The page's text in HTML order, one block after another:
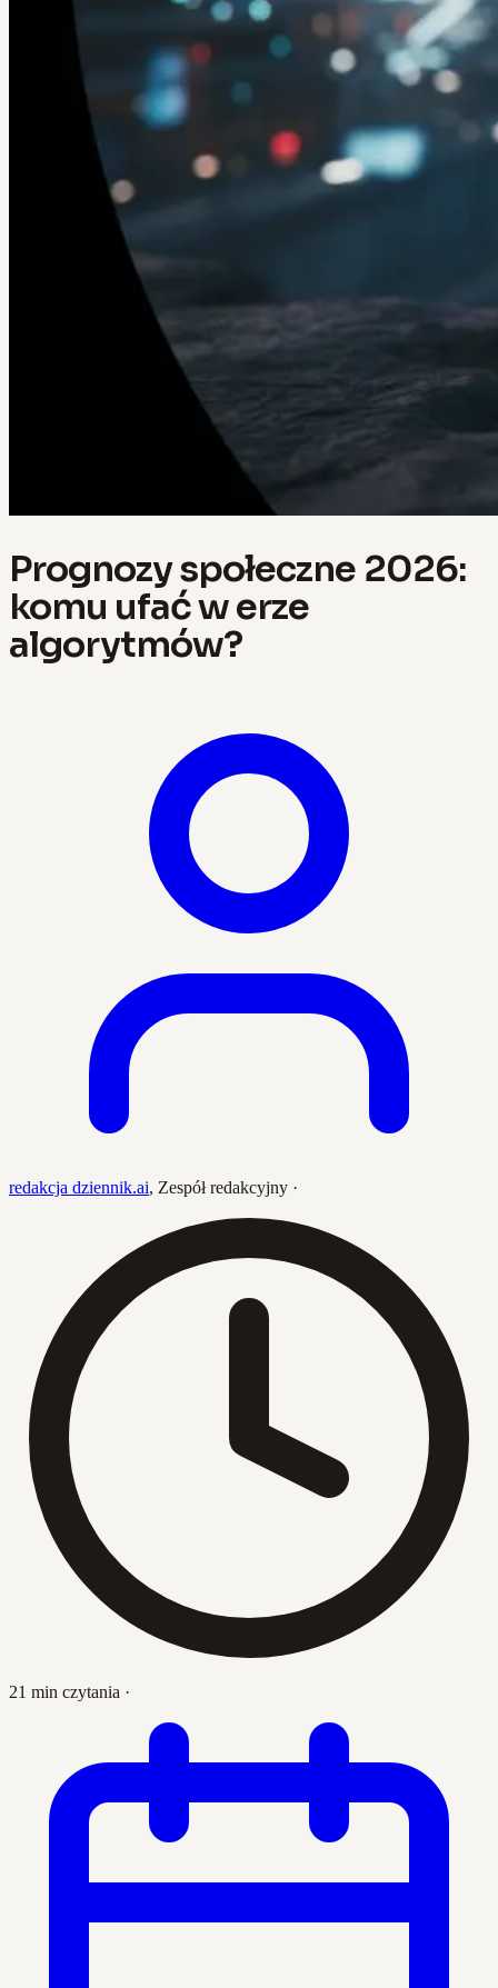
Prognozy społeczne 2026:
komu ufać w erze
algorytmów?
redakcja dziennik.ai, Zespół redakcyjny ·
21 min czytania ·